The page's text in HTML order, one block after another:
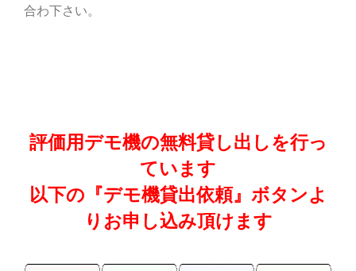
合わ下さい。
評価用デモ機の無料貸し出しを行っ
ています
以下の『デモ機貸出依頼』ボタンよ
りお申し込み頂けます